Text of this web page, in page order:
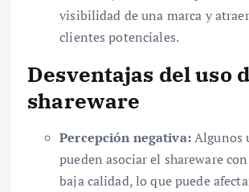
visibilidad de una marca y
clientes potenciales.
Desventajas del uso
shareware
Percepción negativa:Algunos
pueden asociar el shareware
baja calidad, lo que puede